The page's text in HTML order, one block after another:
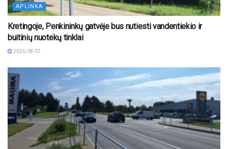
APLINKA
Kretingoje, Penkininkų gatvėje bus nutiesti vandentiekio ir
buitinių nuotekų tinklai
2026-08-07